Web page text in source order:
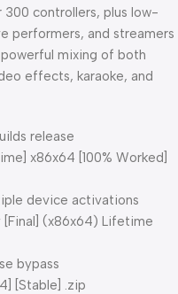
controllers, plus low-
performers, and streamers
mixing of both
effects, karaoke, and
release
x86x64 [100% Worked]
device activations
(x86x64) Lifetime
bypass
[Stable] .zip